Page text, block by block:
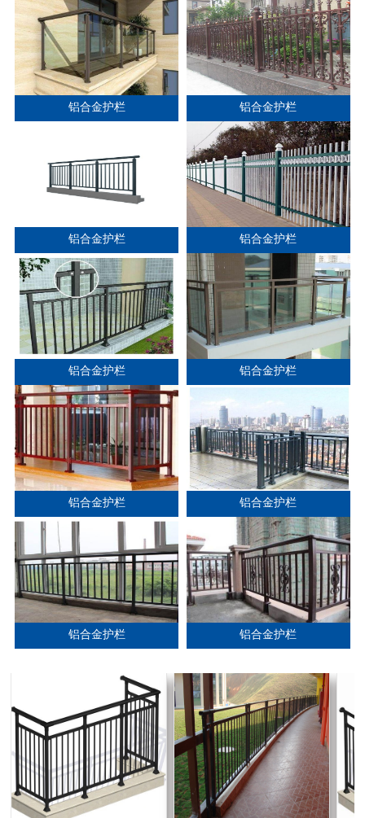
铝合金护栏 铝合金护栏
铝合金护栏 铝合金护栏
铝合金护栏 铝合金护栏
铝合金护栏 铝合金护栏
铝合金护栏 铝合金护栏